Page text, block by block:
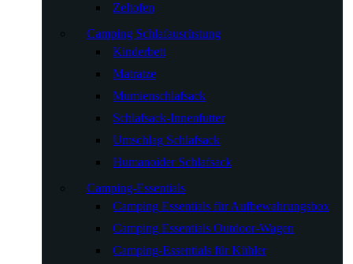
Zeltofen
Camping Schlafausrüstung
Kinderbett
Matratze
Mumienschlafsack
Schlafsack-Innenfutter
Umschlag Schlafsack
Humanoider Schlafsack
Camping-Essentials
Camping Essentials für Aufbewahrungsbox
Camping Essentials Outdoor-Wagen
Camping-Essentials für Kühler